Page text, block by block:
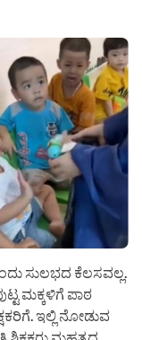
ಸುಲಭದ ಕೆಲಸವಲ್ಲ.
ಮಕ್ಕಳಿಗೆ ಪಾಠ
ಇಲ್ಲಿ ನೋಡುವ